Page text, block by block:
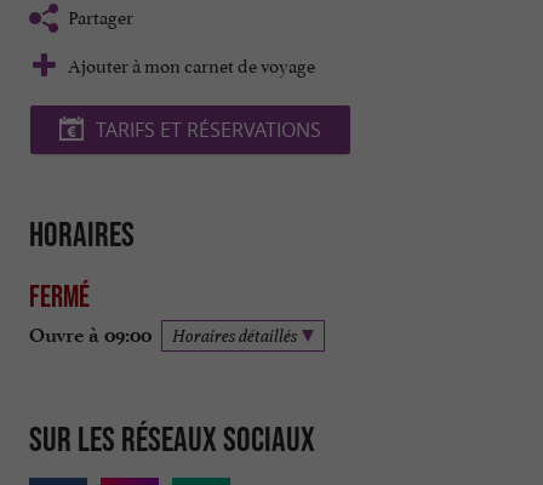
Partager
Ajouter à mon carnet de voyage
TARIFS ET RÉSERVATIONS
Horaires
Fermé
Ouvre à 09:00 Horaires détaillés
Sur les réseaux sociaux